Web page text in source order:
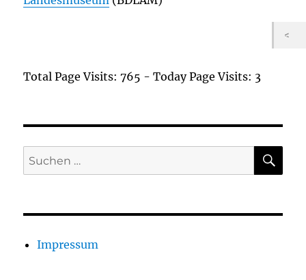
Total Page Visits: 765 - Today Page Visits: 3
Suchen
nach:
Impressum